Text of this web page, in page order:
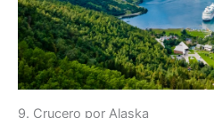
9. Crucero por Alaska